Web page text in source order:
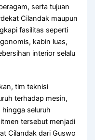
serta tujuan
Cilandak maupun
fasilitas seperti
kabin luas,
interior selalu
tim teknisi
terhadap mesin,
seluruh
tersebut menjadi
Cilandak dari Guswo